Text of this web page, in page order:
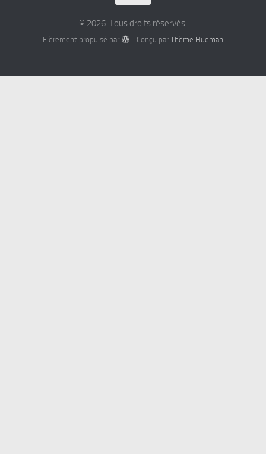
© 2026. Tous droits réservés.
Fièrement propulsé par - Conçu par Thème Hueman